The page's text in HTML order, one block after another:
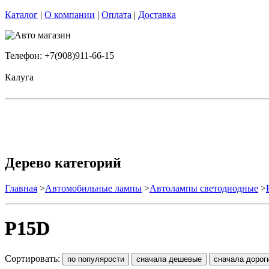
Каталог | О компании | Оплата | Доставка
Телефон: +7(908)911-66-15
Калуга
Дерево категорий
Главная >Автомобильные лампы >Автолампы светодиодные >
P15D
Сортировать: